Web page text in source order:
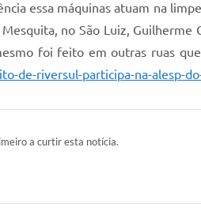
essa máquinas atuam na
no São Luiz,
foi feito em outras ruas
de-riversul-participa-na-alesp-
a curtir esta notícia.